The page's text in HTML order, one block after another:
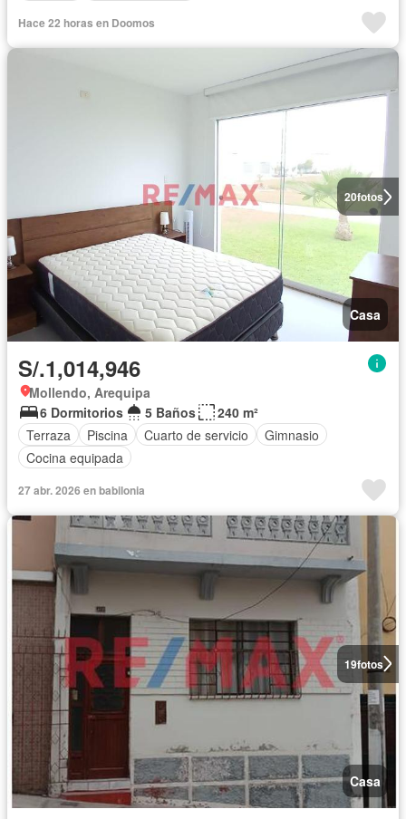
Hace 22 horas en Doomos
20fotos
Casa
S/.1,014,946
Mollendo, Arequipa
6 Dormitorios
5 Baños
240 m²
Terraza
Piscina Cuarto de servicio
Gimnasio
Cocina equipada
27 abr. 2026 en babilonia
19fotos
Casa